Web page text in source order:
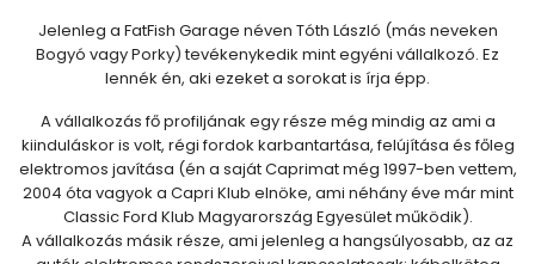
Jelenleg a FatFish Garage néven Tóth László (más neveken
Bogyó vagy Porky) tevékenykedik mint egyéni vállalkozó. Ez
lennék én, aki ezeket a sorokat is írja épp.
A vállalkozás fő profiljának egy része még mindig az ami a
kiinduláskor is volt, régi fordok karbantartása, felújítása és főleg
elektromos javítása (én a saját Caprimat még 1997-ben vettem,
2004 óta vagyok a Capri Klub elnöke, ami néhány éve már mint
Classic Ford Klub Magyarország Egyesület működik).
A vállalkozás másik része, ami jelenleg a hangsúlyosabb, az az